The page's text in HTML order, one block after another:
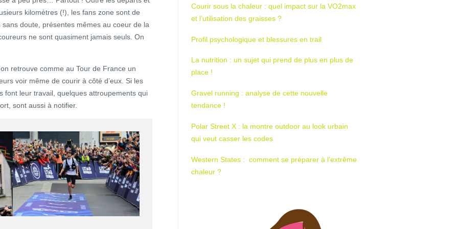
kilomètres (!), les fans zone sont de
doute, présentes mêmes au coeur de la
ne sont quasiment jamais seuls. On
retrouve comme au Tour de France un
voir même de courir à côté d’eux. Si les
font leur travail, quelques attroupements qui
sont aussi à notifier.
Courir sous la chaleur : quel impact sur la VO2max
et l’utilisation des graisses ?
Profil psychologique et blessures en trail
La nutrition : un sujet qui prend de plus en plus de
place !
Gravel running : analyse de cette nouvelle
tendance !
Polar Street X : la montre outdoor au look urbain
qui veut casser les codes
Western States : comment se préparer à l’extrême
chaleur ?